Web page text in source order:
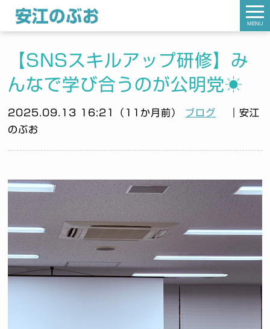
【SNSスキルアップ研修】み
んなで学び合うのが公明党☀️
2025.09.13 16:21（11か月前） ブログ
｜安江
のぶお
MENU